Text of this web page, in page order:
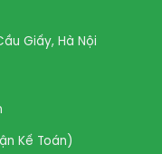
Giấy, Hà Nội
Kế Toán)